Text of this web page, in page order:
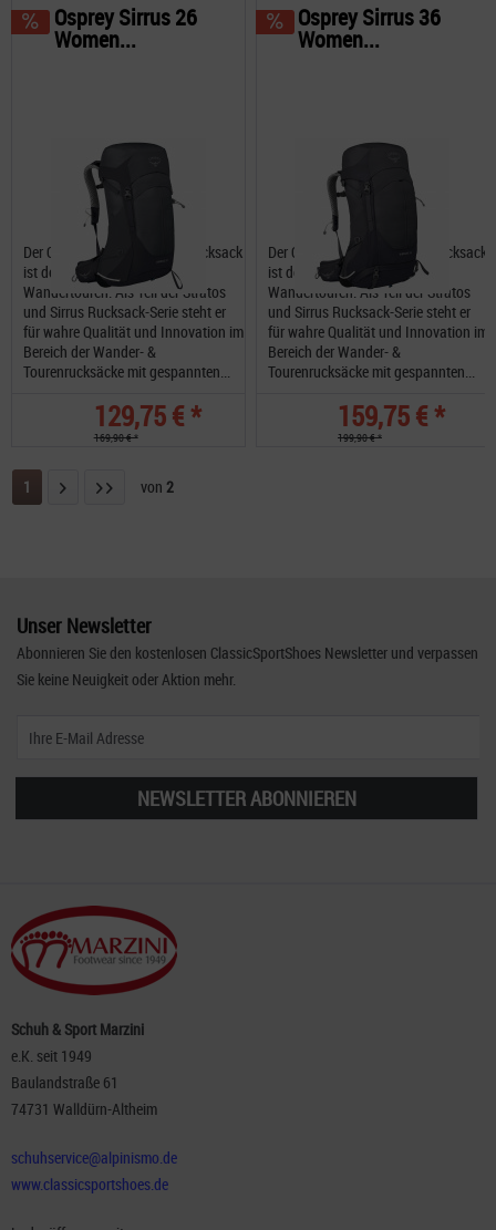
Der Osprey Sirrus 26 Damenrucksack
ist dein idealen Begleiter für
Wandertouren. Als Teil der Stratos
und Sirrus Rucksack-Serie steht er
für wahre Qualität und Innovation im
Bereich der Wander- &
Tourenrucksäcke mit gespannten...
129,75 € *
169,90 € *
Osprey Sirrus 26
Women...
Der Osprey Sirrus 36 Damenrucksack
ist dein idealen Begleiter für
Wandertouren. Als Teil der Stratos
und Sirrus Rucksack-Serie steht er
für wahre Qualität und Innovation im
Bereich der Wander- &
Tourenrucksäcke mit gespannten...
159,75 € *
199,90 € *
Osprey Sirrus 36
Women...
1 von 2
Unser Newsletter
Abonnieren Sie den kostenlosen ClassicSportShoes Newsletter und verpassen
Sie keine Neuigkeit oder Aktion mehr.
NEWSLETTER ABONNIEREN
Schuh & Sport Marzini
e.K. seit 1949
Baulandstraße 61
74731 Walldürn-Altheim
schuhservice@alpinismo.de
www.classicsportshoes.de